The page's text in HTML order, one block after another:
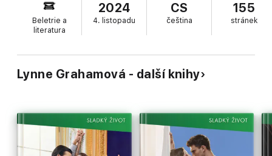
Beletrie a
literatura
2024
4. listopadu
CS
čeština
155
stránek
Lynne Grahamová - další knihy